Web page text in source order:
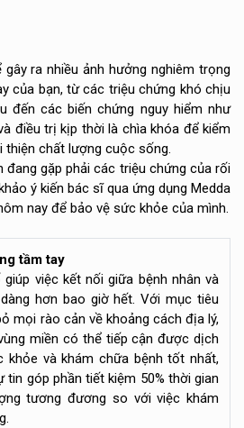
ra nhiều ảnh hưởng nghiêm trọng
của bạn, từ các triệu chứng khó chịu
đến các biến chứng nguy hiểm như
điều trị kịp thời là chìa khóa để kiểm
thiện chất lượng cuộc sống.
đang gặp phải các triệu chứng của rối
ý kiến bác sĩ qua ứng dụng Medda
nay để bảo vệ sức khỏe của mình.
tầm tay
việc kết nối giữa bệnh nhân và
hơn bao giờ hết. Với mục tiêu
mọi rào cản về khoảng cách địa lý,
miền có thể tiếp cận được dịch
và khám chữa bệnh tốt nhất,
tin góp phần tiết kiệm 50% thời gian
tương đương so với việc khám